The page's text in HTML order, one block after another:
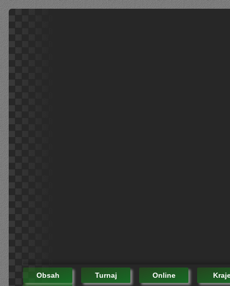
Obsah Turnaj Online